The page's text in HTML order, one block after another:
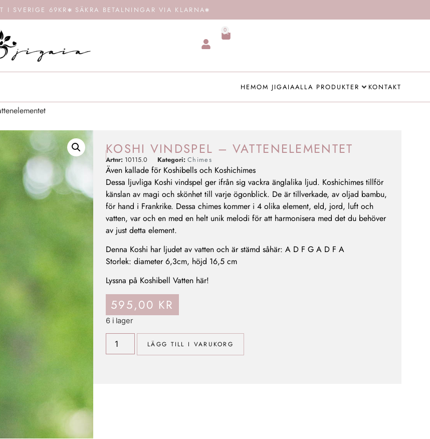
I SVERIGE 69KR SÄKRA BETALNINGAR VIA KLARNA
0
HEMOM JIGAIAALLA PRODUKTER KONTAKT
KOSHI VINDSPEL – VATTENELEMENTET
Artnr: 10115.0 Kategori: Chimes
Även kallade för Koshibells och Koshichimes
Dessa ljuvliga Koshi vindspel ger ifrån sig vackra änglalika ljud. Koshichimes tillför
känslan av magi och skönhet till varje ögonblick. De är tillverkade, av oljad bambu,
för hand i Frankrike. Dessa chimes kommer i 4 olika element, eld, jord, luft och
vatten, var och en med en helt unik melodi för att harmonisera med det du behöver
av just detta element.
Denna Koshi har ljudet av vatten och är stämd såhär: A D F G A D F A
Storlek: diameter 6,3cm, höjd 16,5 cm
Lyssna på Koshibell Vatten här!
595,00 KR
6 i lager
LÄGG TILL I VARUKORG